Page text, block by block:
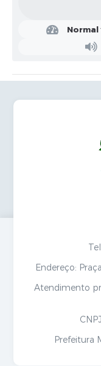
Endereço:
Atendimento
Prefeitura